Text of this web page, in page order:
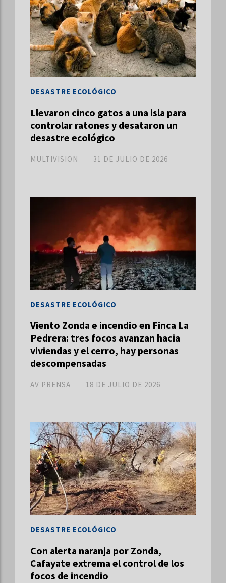
Llevaron cinco gatos a una isla para
controlar ratones y desataron un
desastre ecológico
MULTIVISION
DESASTRE ECOLÓGICO
31 DE JULIO DE 2026
Viento Zonda e incendio en Finca La
Pedrera: tres focos avanzan hacia
viviendas y el cerro, hay personas
descompensadas
AV PRENSA
DESASTRE ECOLÓGICO
18 DE JULIO DE 2026
Con alerta naranja por Zonda,
Cafayate extrema el control de los
focos de incendio
DESASTRE ECOLÓGICO